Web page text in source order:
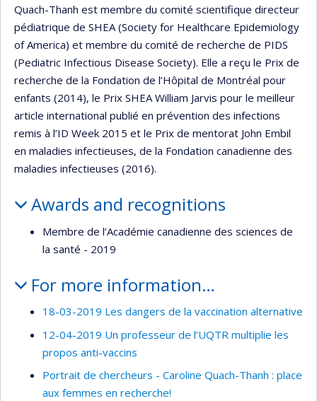
Quach-Thanh est membre du comité scientifique directeur
pédiatrique de SHEA (Society for Healthcare Epidemiology
of America) et membre du comité de recherche de PIDS
(Pediatric Infectious Disease Society). Elle a reçu le Prix de
recherche de la Fondation de l’Hôpital de Montréal pour
enfants (2014), le Prix SHEA William Jarvis pour le meilleur
article international publié en prévention des infections
remis à l’ID Week 2015 et le Prix de mentorat John Embil
en maladies infectieuses, de la Fondation canadienne des
maladies infectieuses (2016).
Awards and recognitions
Membre de l’Académie canadienne des sciences de
la santé - 2019
For more information…
18-03-2019 Les dangers de la vaccination alternative
12-04-2019 Un professeur de l’UQTR multiplie les
propos anti-vaccins
Portrait de chercheurs - Caroline Quach-Thanh : place
aux femmes en recherche!